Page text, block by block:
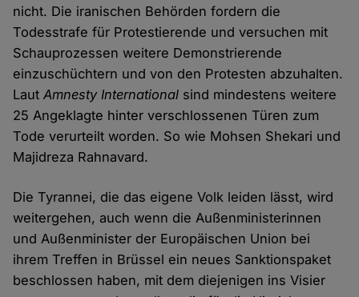
nicht. Die iranischen Behörden fordern die
Todesstrafe für Protestierende und versuchen mit
Schauprozessen weitere Demonstrierende
einzuschüchtern und von den Protesten abzuhalten.
LautAmnesty International sind mindestens weitere
25 Angeklagte hinter verschlossenen Türen zum
Tode verurteilt worden. So wie Mohsen Shekari und
Majidreza Rahnavard.
Die Tyrannei, die das eigene Volk leiden lässt, wird
weitergehen, auch wenn die Außenministerinnen
und Außenminister der Europäischen Union bei
ihrem Treffen in Brüssel ein neues Sanktionspaket
beschlossen haben, mit dem diejenigen ins Visier